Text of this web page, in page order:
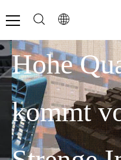
Hohe
kommt